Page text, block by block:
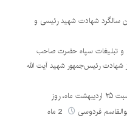
سالگرد شهادت شهید رئیسی و
و تبلیغات سپاه حضرت صاحب
شهادت رئیس‌جمهور شهید آیت الله
پیام آیت الله سیّدمجتبی خامنه‌ای به مناسبت ۲۵ اردیبهشت ماه، روز
فردوسی